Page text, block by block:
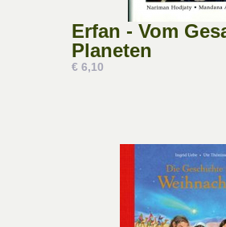
Erfan - Vom
Planeten
€ 6,10